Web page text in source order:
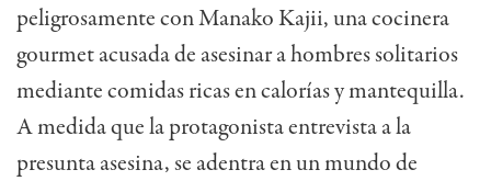
peligrosamente con Manako Kajii, una cocinera
gourmet acusada de asesinar a hombres solitarios
mediante comidas ricas en calorías y mantequilla.
A medida que la protagonista entrevista a la
presunta asesina, se adentra en un mundo de